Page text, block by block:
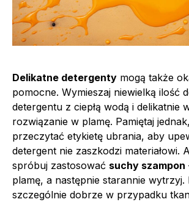
Delikatne detergenty mogą także
pomocne. Wymieszaj niewielką ilość
detergentu z ciepłą wodą i delikatnie
rozwiązanie w plamę. Pamiętaj
przeczytać etykietę ubrania, aby
detergent nie zaszkodzi materiałowi.
spróbuj zastosować suchy szampon
plamę, a następnie starannie wytrzyj.
szczególnie dobrze w przypadku